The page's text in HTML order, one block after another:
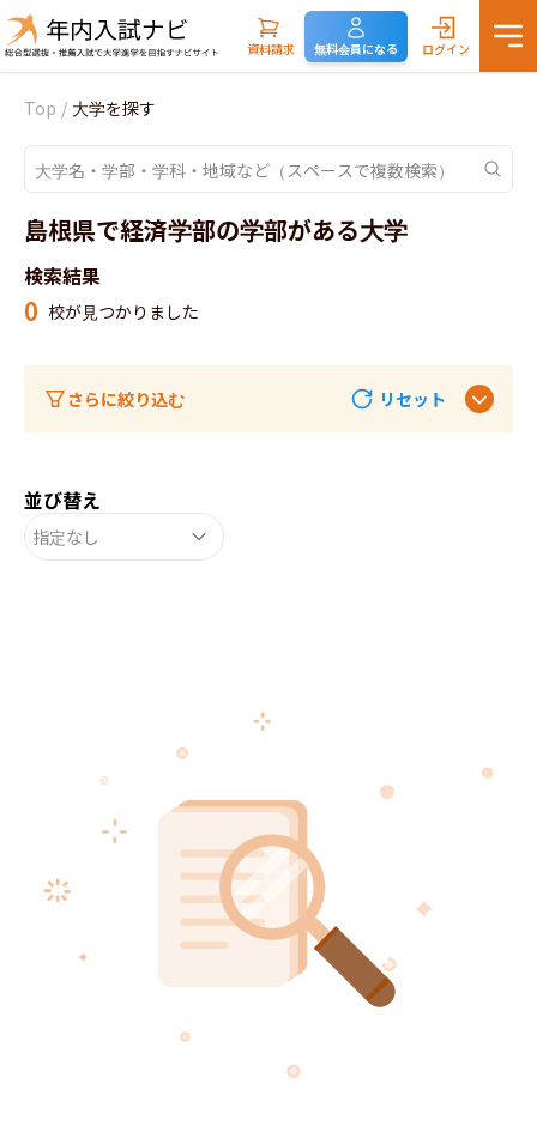
資料請求 無料会員になる ログイン
Top / 大学を探す
島根県で経済学部の学部がある大学
検索結果
0 校が見つかりました
さらに絞り込む リセット
並び替え
指定なし